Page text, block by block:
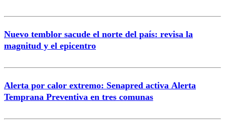
Nuevo temblor sacude el norte del país: revisa la
magnitud y el epicentro
Alerta por calor extremo: Senapred activa Alerta
Temprana Preventiva en tres comunas